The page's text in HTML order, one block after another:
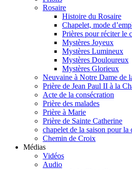
Rosaire
Histoire du Rosaire
Chapelet, mode
Prières pour réciter le
Mystères Joyeux
Mystères Lumineux
Mystères Douloureux
Mystères Glorieux
Neuvaine à Notre Dame de
Prière de Jean Paul II à la
Acte de la consécration
Prière des malades
Prière à Marie
Prière de Sainte Catherine
chapelet de la saison pour la
Chemin de Croix
Médias
Vidéos
Audio